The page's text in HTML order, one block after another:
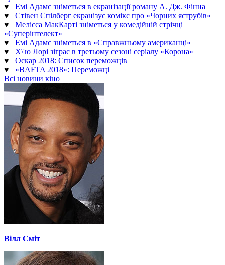
♥ Емі Адамс зніметься в екранізації роману А. Дж. Фінна
♥ Стівен Спілберг екранізує комікс про «Чорних яструбів»
♥ Мелісса МакКарті зніметься у комедійній стрічці
«Суперінтелект»
♥ Емі Адамс зніметься в «Справжньому американці»
♥ Х\'ю Лорі зіграє в третьому сезоні серіалу «Корона»
♥ Оскар 2018: Список переможців
♥ «BAFTA 2018»: Переможці
Всі новини кіно
Вілл Сміт